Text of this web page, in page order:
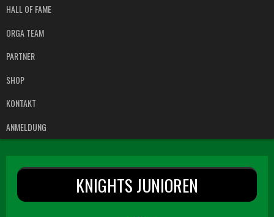
HALL OF FAME
ORGA TEAM
PARTNER
SHOP
KONTAKT
ANMELDUNG
KNIGHTS JUNIOREN